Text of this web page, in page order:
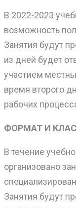
В 2022-2023
возможность
Занятия будут
из дней будет
участием
время второго
рабочих
ФОРМАТ И
В течение
организовано
Занятия будут